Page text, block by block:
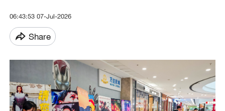
06:43:53 07-Jul-2026
Share